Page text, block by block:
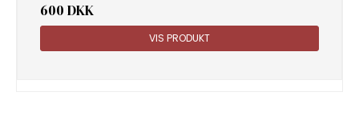
600 DKK
VIS PRODUKT